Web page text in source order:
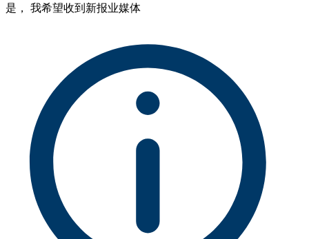
是， 我希望收到新报业媒体